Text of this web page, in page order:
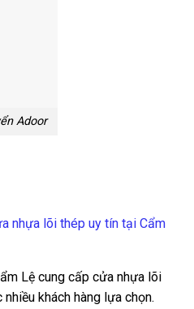
Adoor
nhựa lõi thép uy tín tại Cẩm
Lệ cung cấp cửa nhựa lõi
khách hàng lựa chọn.